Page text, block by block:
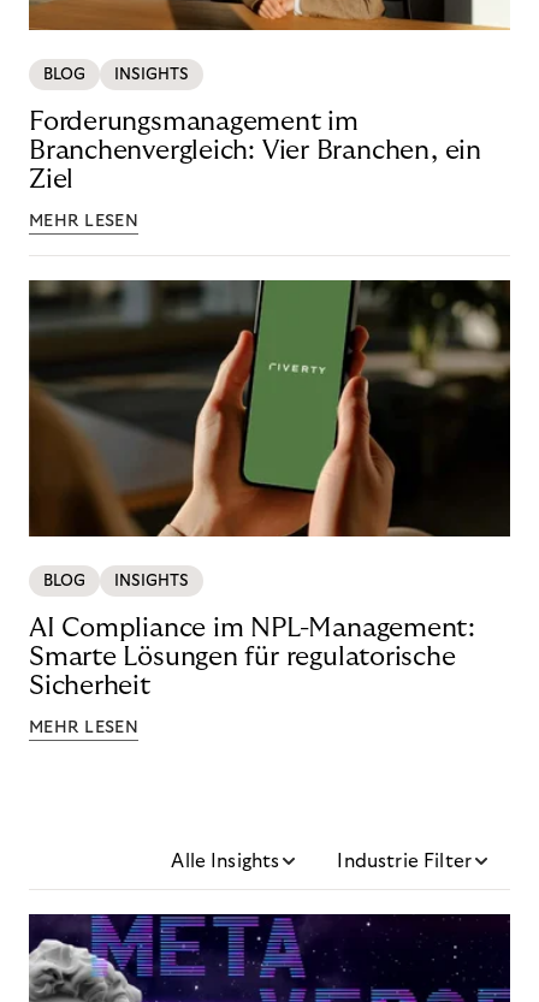
BLOG INSIGHTS
Forderungsmanagement im
Branchenvergleich: Vier Branchen, ein
Ziel
MEHR LESEN
BLOG INSIGHTS
AI Compliance im NPL-Management:
Smarte Lösungen für regulatorische
Sicherheit
MEHR LESEN
Alle Insights Industrie Filter